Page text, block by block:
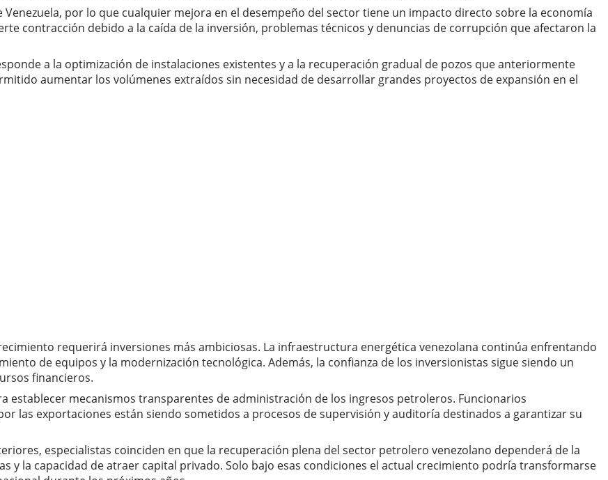
por lo que cualquier mejora en el desempeño del sector tiene un impacto directo sobre la economía
contracción debido a la caída de la inversión, problemas técnicos y denuncias de corrupción que afectaron la
a la optimización de instalaciones existentes y a la recuperación gradual de pozos que anteriormente
aumentar los volúmenes extraídos sin necesidad de desarrollar grandes proyectos de expansión en el
requerirá inversiones más ambiciosas. La infraestructura energética venezolana continúa enfrentando
de equipos y la modernización tecnológica. Además, la confianza de los inversionistas sigue siendo un
financieros.
establecer mecanismos transparentes de administración de los ingresos petroleros. Funcionarios
las exportaciones están siendo sometidos a procesos de supervisión y auditoría destinados a garantizar su
especialistas coinciden en que la recuperación plena del sector petrolero venezolano dependerá de la
y la capacidad de atraer capital privado. Solo bajo esas condiciones el actual crecimiento podría transformarse